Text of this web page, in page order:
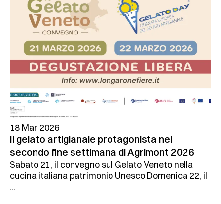
18 Mar 2026
Il gelato artigianale protagonista nel
secondo fine settimana di Agrimont 2026
Sabato 21, il convegno sul Gelato Veneto nella
cucina italiana patrimonio Unesco Domenica 22, il
...